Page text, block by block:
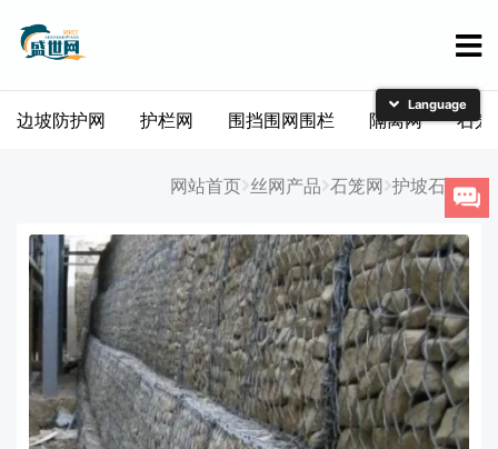
边坡防护网 护栏网 围挡围网围栏 隔离网 石笼
网站首页 丝网产品 石笼网 护坡石笼网
简体中文
日本語